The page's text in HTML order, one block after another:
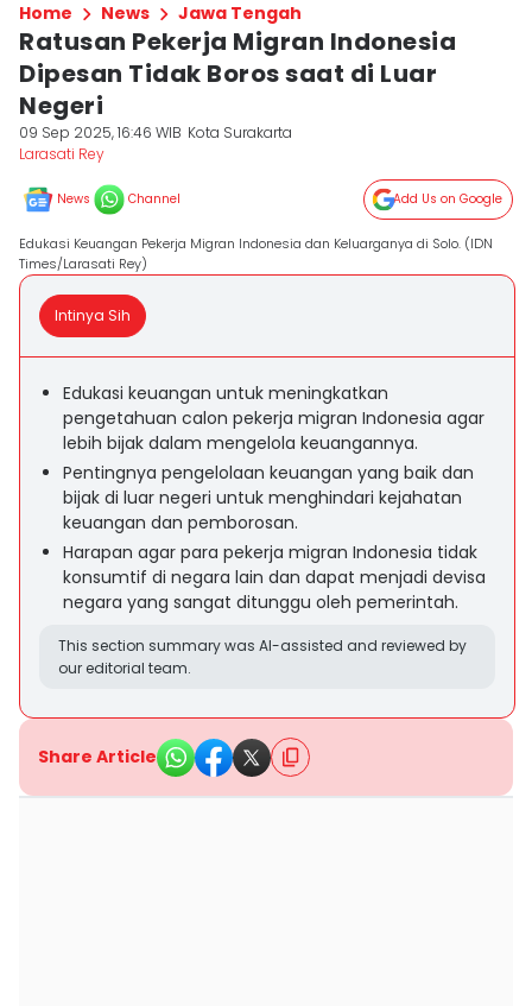
Home News Jawa Tengah
Ratusan Pekerja Migran Indonesia
Dipesan Tidak Boros saat di Luar
Negeri
09 Sep 2025, 16:46 WIB Kota Surakarta
Larasati Rey
News Channel Add Us on Google
Edukasi Keuangan Pekerja Migran Indonesia dan Keluarganya di Solo. (IDN
Times/Larasati Rey)
Intinya Sih
Edukasi keuangan untuk meningkatkan
pengetahuan calon pekerja migran Indonesia agar
lebih bijak dalam mengelola keuangannya.
Pentingnya pengelolaan keuangan yang baik dan
bijak di luar negeri untuk menghindari kejahatan
keuangan dan pemborosan.
Harapan agar para pekerja migran Indonesia tidak
konsumtif di negara lain dan dapat menjadi devisa
negara yang sangat ditunggu oleh pemerintah.
This section summary was AI-assisted and reviewed by
our editorial team.
Share Article